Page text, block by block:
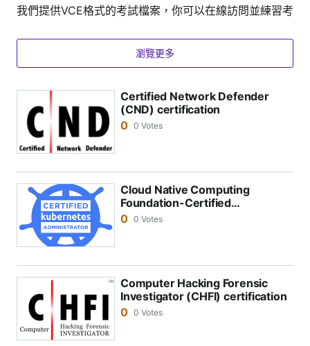
我們提供VCE格式的考試檔案，你可以在線訪問並練習考
如果使用SPOTO的題庫後未能通過考試，我該怎麼辦？
未能通過考試，我們將提供新的服務，幫助你成功通過考
試。
瀏覽更多
Certified Network Defender
(CND) certification
0 0 Votes
Cloud Native Computing
Foundation-Certified
Kubernetes Administrator
0 0 Votes
Computer Hacking Forensic
Investigator (CHFI) certification
0 0 Votes